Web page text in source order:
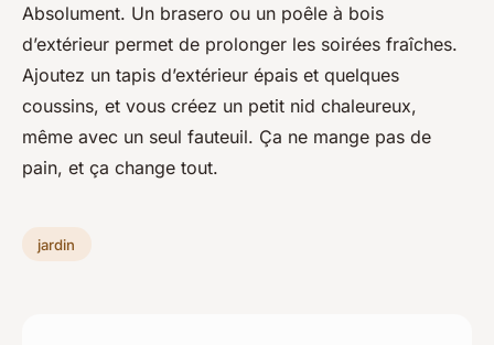
Absolument. Un brasero ou un poêle à bois
d’extérieur permet de prolonger les soirées fraîches.
Ajoutez un tapis d’extérieur épais et quelques
coussins, et vous créez un petit nid chaleureux,
même avec un seul fauteuil. Ça ne mange pas de
pain, et ça change tout.
jardin